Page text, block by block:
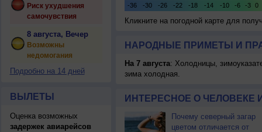
Риск ухудшения
самочувствия
8 августа, Вечер
Возможны
недомогания
Подробно на 14 дней
ВЫЛЕТЫ
Оценка возможных
задержек авиарейсов
Кликните на погодной карте для
НАРОДНЫЕ ПРИМЕТЫ И
На 7 августа: Холодницы,
зима холодная.
ИНТЕРЕСНОЕ О ЧЕЛОВЕКЕ
Почему северный загар
цветом отличается от